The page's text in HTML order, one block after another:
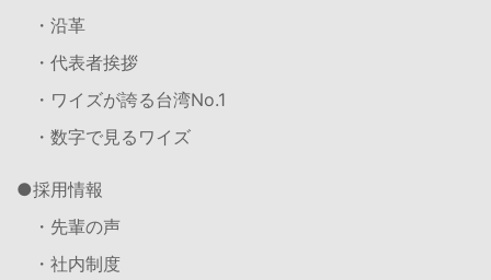
・沿革
・代表者挨拶
・ワイズが誇る台湾No.1
・数字で見るワイズ
採用情報
・先輩の声
・社内制度